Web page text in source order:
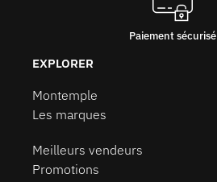
Paiement sécurisé
EXPLORER
Montemple
Les marques
Meilleurs vendeurs
Promotions